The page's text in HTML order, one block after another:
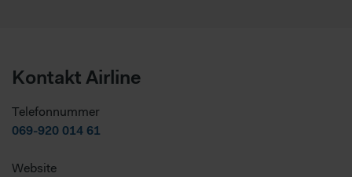
Kontakt Airline
Telefonnummer
069-920 014 61
Website